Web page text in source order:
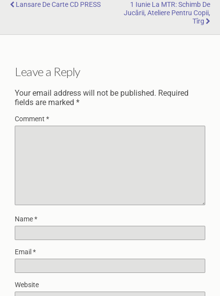
Lansare De Carte CD PRESS
1 Iunie La MTR: Schimb De
Jucării, Ateliere Pentru Copii,
Tîrg
Leave a Reply
Your email address will not be published. Required
fields are marked *
Comment *
Name*
Email *
Website